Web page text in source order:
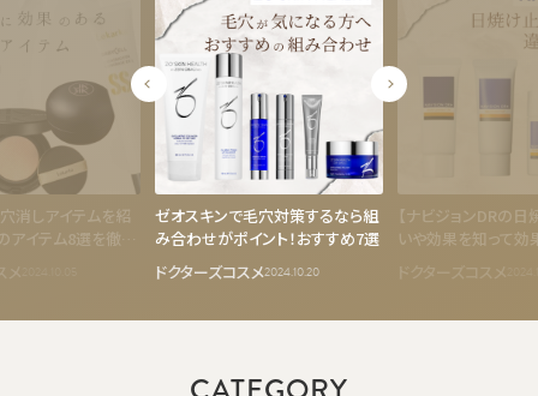
消しアイテムを紹
アイテム8選を徹底
ゼオスキンで毛穴対策するなら組
み合わせがポイント！おすすめ7選
ドクターズコスメ2024.10.20
【ナビジョンDRの日
いや効果を知って
ドクターズコスメ